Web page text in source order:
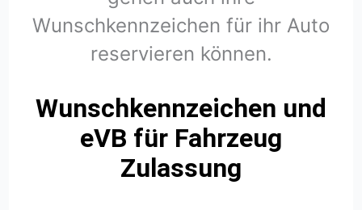
Wunschkennzeichen für ihr Auto
reservieren können.
Wunschkennzeichen und
eVB für Fahrzeug
Zulassung